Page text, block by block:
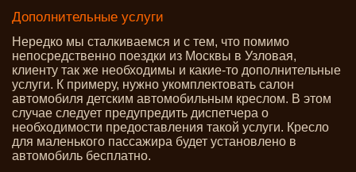
Дополнительные услуги
Нередко мы сталкиваемся и с тем, что помимо
непосредственно поездки из Москвы в Узловая,
клиенту так же необходимы и какие-то дополнительные
услуги. К примеру, нужно укомплектовать салон
автомобиля детским автомобильным креслом. В этом
случае следует предупредить диспетчера о
необходимости предоставления такой услуги. Кресло
для маленького пассажира будет установлено в
автомобиль бесплатно.